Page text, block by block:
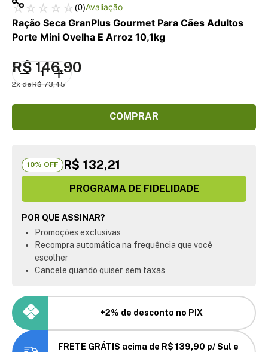
☆☆ ☆ ☆ ☆(0)
Ração Seca GranPlus Gourmet Para Cães Adultos
Porte Mini Ovelha E Arroz 10,1kg
R$146,90
2 R$ 73,45
COMPRAR
10% OFF R$ 132,21
PROGRAMA DE FIDELIDADE
POR QUE ASSINAR?
Promoções exclusivas
Recompra automática na frequência que você
escolher
Cancele quando quiser, sem taxas
+2% de desconto no PIX
FRETE GRÁTIS acima de R$ 139,90 p/ Sul e